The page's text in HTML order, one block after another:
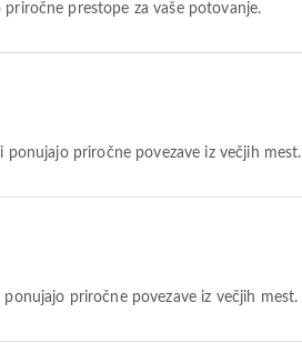
prestope za vaše potovanje.
priročne povezave iz večjih mest.
priročne povezave iz večjih mest.